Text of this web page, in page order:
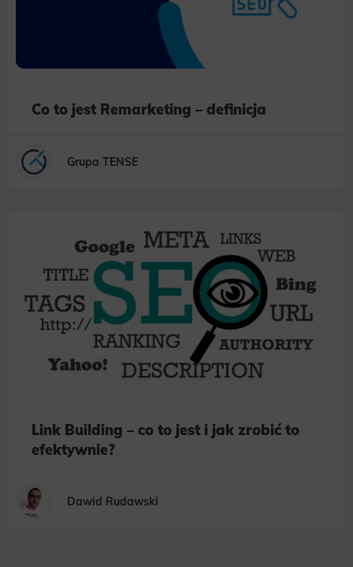
Co to jest Remarketing – definicja
Grupa TENSE
Link Building – co to jest i jak zrobić to
efektywnie?
Dawid Rudawski